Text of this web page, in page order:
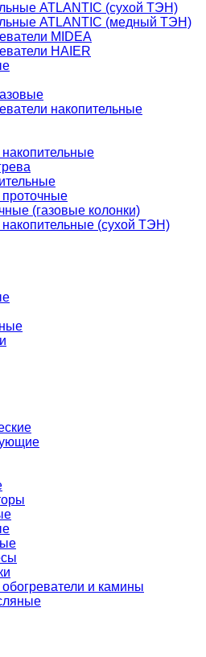
ATLANTIC (сухой ТЭН)
ATLANTIC (медный ТЭН)
MIDEA
HAIER
накопительные
проточные
(газовые колонки)
накопительные (сухой ТЭН)
обогреватели и камины